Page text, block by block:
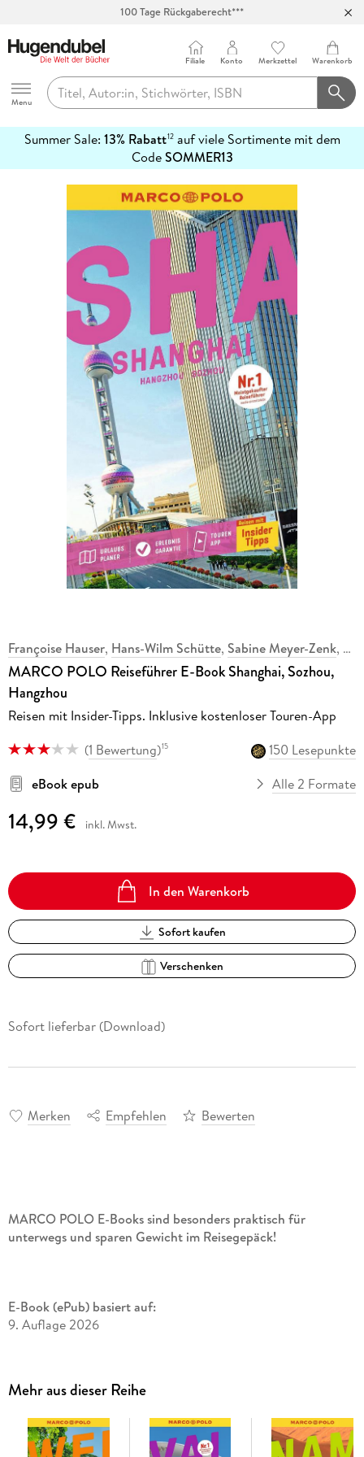
100 Tage Rückgaberecht***
Hugendubel
Menu
Filiale Konto Merkzettel Warenkorb
Summer Sale: 13% Rabatt12auf viele Sortimente mit dem
CodeSOMMER13
erfahren
Françoise Hauser, Hans-Wilm Schütte, Sabine Meyer-Zenk,
MARCO POLO Reiseführer E-Book Shanghai, Sozhou,
Hangzhou
Reisen mit Insider-Tipps. Inklusive kostenloser Touren-App
(1 Bewertung)15
150 Lesepunkte
eBook epub
Alle 2 Formate
14,99 € inkl. Mwst.
In den Warenkorb
Sofort kaufen
Verschenken
Sofort lieferbar (Download)
Merken Empfehlen Bewerten
MARCO POLO E-Books sind besonders praktisch für
unterwegs und sparen Gewicht im Reisegepäck!
E-Book (ePub) basiert auf:
9. Auflage 2026
Willkommen in der Megacity! Der MARCO POLO Reiseführer
Urlaub zwischen Superlativen? Kannst du haben: in Shanghai!
Chinas Megametropole scheint vom Gigantismus wie
Mehr aus dieser Reihe